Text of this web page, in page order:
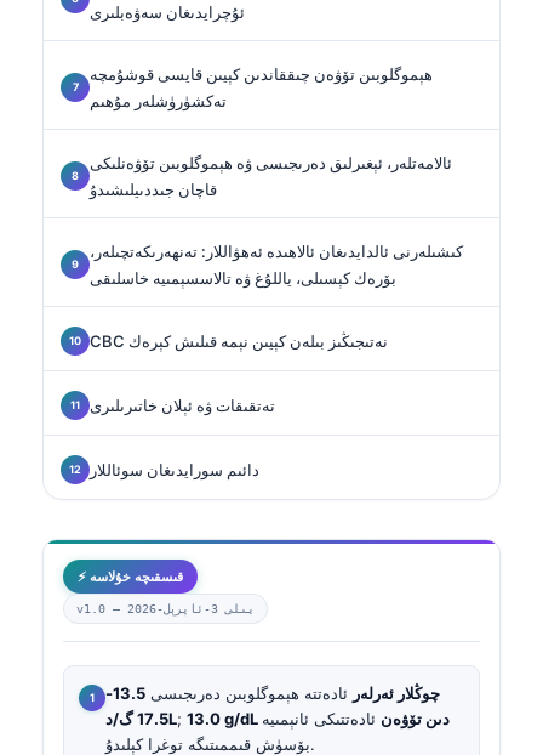
ئۇچرايدىغان سەۋەبلىرى
ھېموگلوبىن تۆۋەن چىققاندىن كېيىن قايسى قوشۇمچە
تەكشۈرۈشلەر مۇھىم
ئالامەتلەر، ئېغىرلىق دەرىجىسى ۋە ھېموگلوبىن تۆۋەنلىكى
قاچان جىددىيلىشىدۇ
كىشىلەرنى ئالدايدىغان ئالاھىدە ئەھۋاللار: تەنھەرىكەتچىلەر،
بۆرەك كېسىلى، ياللۇغ ۋە تالاسسېمىيە خاسلىقى
CBC نەتىجىڭىز بىلەن كېيىن نېمە قىلىش كېرەك
تەتقىقات ۋە ئېلان خاتىرىلىرى
دائىم سورايدىغان سوئاللار
⚡ قىسقىچە خۇلاسە
v1.0 — 2026-يىلى 3-ئاپرېل
چوڭلار ئەرلەر ئادەتتە ھېموگلوبىن دەرىجىسى
13.5-
17.5 گ/دL; 13.0 g/dL دىن تۆۋەن ئادەتتىكى ئانېمىيە
بۆسۈش قىممىتىگە توغرا كېلىدۇ.